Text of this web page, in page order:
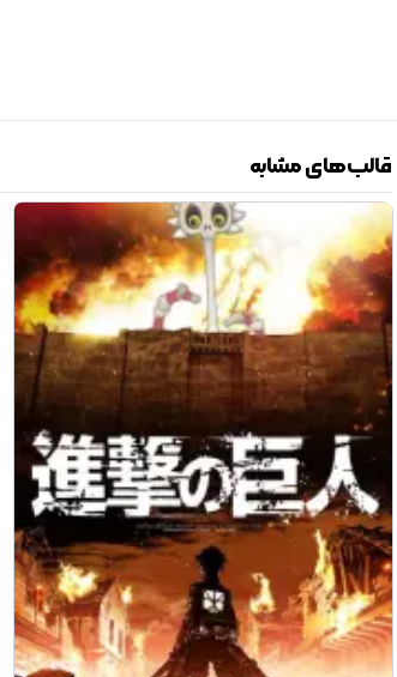
قالب‌های مشابه